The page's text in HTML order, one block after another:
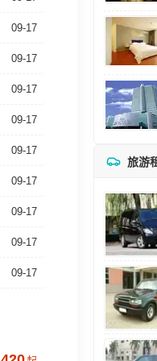
09-17
09-17
09-17
09-17
09-17
09-17
09-17
09-17
09-17
旅游